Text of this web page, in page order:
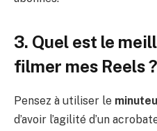
3. Quel est le
filmer mes Reels ?
Pensez à utiliser le
d’avoir l’agilité d’un